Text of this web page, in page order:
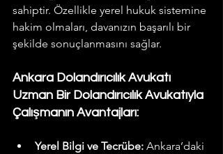
sahiptir. Özellikle yerel hukuk sistemine
hakim olmaları, davanızın başarılı bir
şekilde sonuçlanmasını sağlar.
Ankara Dolandırıcılık Avukatı
Uzman Bir Dolandırıcılık Avukatıyla
Çalışmanın Avantajları:
Yerel Bilgi ve Tecrübe: Ankara’daki